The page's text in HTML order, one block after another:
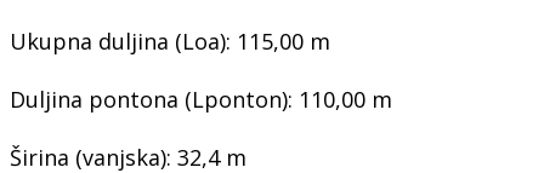
Ukupna duljina (Loa): 115,00 m
Duljina pontona (Lponton): 110,00 m
Širina (vanjska): 32,4 m